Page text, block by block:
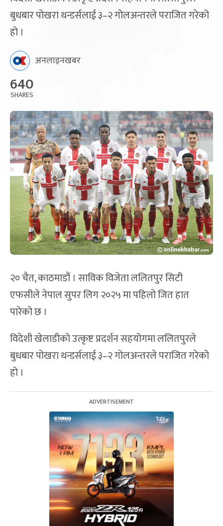
बुधबार पोखरा थन्डर्सलाई ३–२ गोलअन्तरले पराजित गरेको
हो ।
अनलाइनखबर
640
SHARES
२० चैत, काठमाडौं । साविक विजेता ललितपुर सिटी
एफसीले नेपाल सुपर लिग २०२५ मा पहिलो जित हात
पारेको छ ।
विदेशी खेलाडीको उत्कृष्ट प्रदर्शन सहयोगमा ललितपुरले
बुधबार पोखरा थन्डर्सलाई ३–२ गोलअन्तरले पराजित गरेको
हो ।